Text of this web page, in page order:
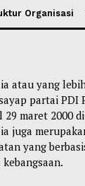
Organisasi
atau yang
partai PDI
maret 2000 di
juga
yang